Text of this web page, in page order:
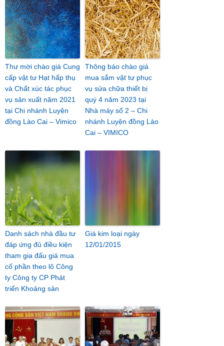
Thư mời chào giá Cung
cấp vật tư Hạt hấp thụ
và Chất xúc tác phục
vụ sản xuất năm 2021
tại Chi nhánh Luyện
đồng Lào Cai – Vimico
Thông báo chào giá
mua sắm vật tư phục
vụ sửa chữa thiết bị
quý 4 năm 2023 tại
Nhà máy số 2 – Chi
nhánh Luyện đồng Lào
Cai – VIMICO
Danh sách nhà đầu tư
đáp ứng đủ điều kiện
tham gia đấu giá mua
cổ phần theo lô Công
ty Công ty CP Phát
triển Khoáng sản
Giá kim loại ngày
12/01/2015